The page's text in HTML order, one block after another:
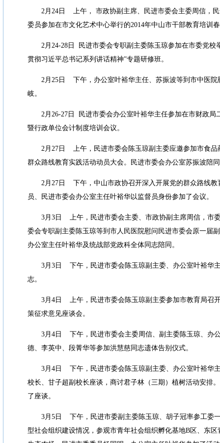
2月 24日
上午， 市政协副主席、民进市委会主委周信，
委员参加在市文化艺术中心举行的2014年中山市干部教育培训
2月 24-28日
民进市委会专职副主委陈玉琼参加在市委党校
贯彻习近平总书记系列讲话精神”专题研修班。
2月 25日
下午，办公室叶裕华主任、苏振波等到市中医
岐。
2月 26-27日
民进市委会办公室叶裕华主任参加在市财政局
暨行政单位会计制度培训会议。
2月 27日
上午，民进市委会陈玉琼副主委应邀参加市食
群众路线教育实践活动动员大会。民进市委会办公室苏振波陪
2月 27日
下午，中山市政协召开深入开展党的群众路线
员、民进市委会办公室主任叶裕华以监督员身份参加了会议。
3月 3日
上午，民进市委会主委、市政协副主席周信，市
委会专职副主委陈玉琼等到市人民医院慰问民进市委会原一届
办公室主任叶裕华及统战部党政科全体同志陪同。
3月 3日
下午，民进市委会陈玉琼副主委、办公室叶裕华
志。
3月 4日
上午，民进市委会陈玉琼副主委参加市教育局召
策征求意见座谈会。
3月 4日
下午，民进市委会主委周信、副主委陈玉琼、办
德、李英中、段菁华等参加洪慧慈同志遗体告别仪式。
3月 4日
下午，民进市委会陈玉琼副主委、办公室叶裕华
校长、甘子超副校长座谈，商讨君子林（三期）植树活动安排
了座谈。
3月 5日
下午，民进市委副主委陈玉琼、胡子冠率参工委
型社会组织建设情况，参观市青年社会组织孵化基地B区、东区